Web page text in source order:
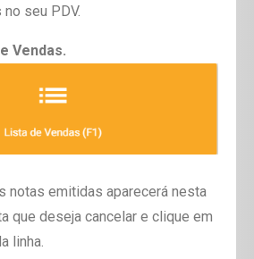
seu PDV.
Vendas.
notas emitidas aparecerá nesta
que deseja cancelar e clique em
linha.